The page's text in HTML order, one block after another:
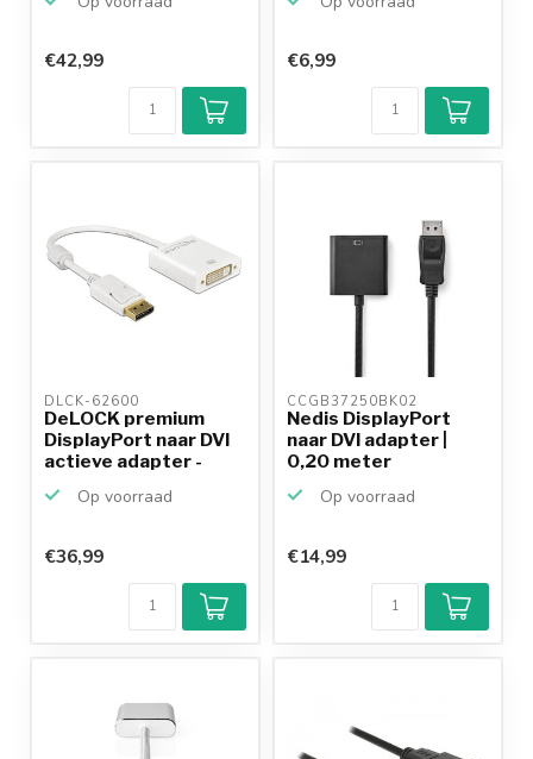
€42,99
9,2/10
Achteraf
betalen mogelijk
€6,99
DLCK-62600
DeLOCK premium
DisplayPort naar DVI
actieve adapter -
Op voorraad
€36,99
CCGB37250BK02
Nedis DisplayPort
naar DVI adapter |
0,20 meter
Op voorraad
€14,99